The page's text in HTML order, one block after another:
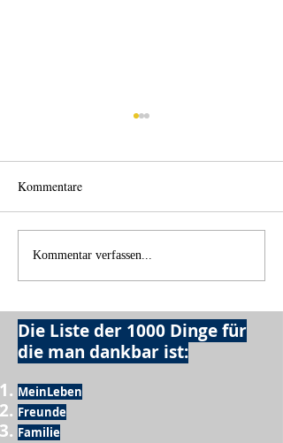
Wechselklamotten
Kommentare
Kommentar verfassen...
Die Liste der 1000 Dinge für
die man dankbar ist:
MeinLeben
Freunde
Familie